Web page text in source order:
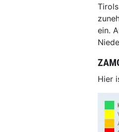
ein.
Hier